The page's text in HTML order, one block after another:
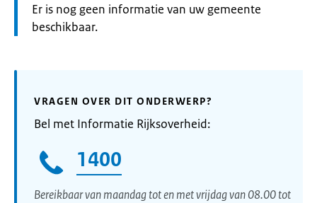
Informatie:
Er is nog geen informatie van uw gemeente
beschikbaar.
VRAGEN OVER DIT ONDERWERP?
Bel met Informatie Rijksoverheid:
1400
Bereikbaar van maandag tot en met vrijdag van 08.00 tot